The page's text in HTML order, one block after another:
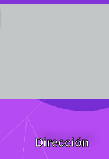
Dirección